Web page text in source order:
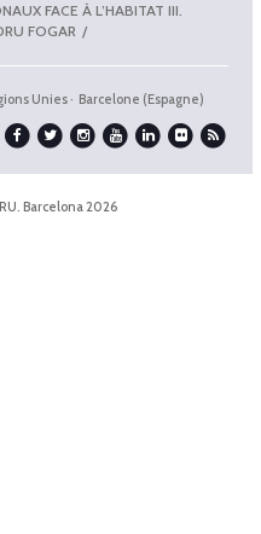
FACE À L’HABITAT III.
FOGAR
Unies · Barcelone (Espagne)
Barcelona 2026